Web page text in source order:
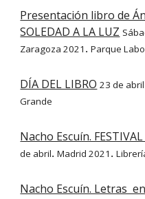
Presentación libro de
SOLEDAD A LA LUZ
Zaragoza 2021 .Parque
DÍA DEL LIBRO 23 de abril
Grande
Nacho Escuín. FESTIVAL
de abril.Madrid 2021 .
Nacho Escuín. Letras